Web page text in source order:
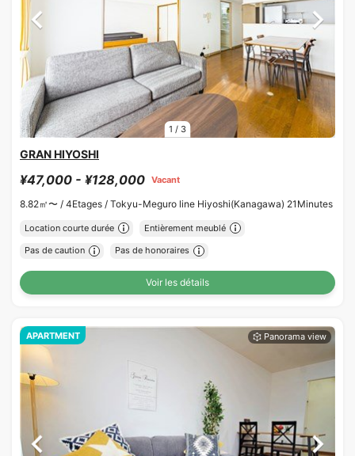
1 / 3
GRAN HIYOSHI
¥47,000 - ¥128,000 Vacant
8.82㎡〜 / 4Etages / Tokyu-Meguro line Hiyoshi(Kanagawa) 21Minutes
Location courte durée Entièrement meublé
Pas de caution Pas de honoraires
Voir les détails
APARTMENT